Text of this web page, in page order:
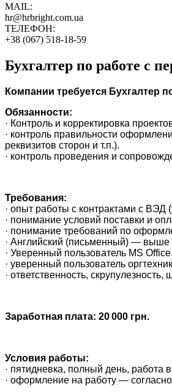
MAIL:
hr@hrbright.com.ua
ТЕЛЕФОН:
+38 (067) 518-18-59
Бухгалтер по работе с
Компании требуется Бухгалтер
Обязанности:
· Контроль и корректировка
· контроль правильности
реквизитов сторон и т.п.).
· контроль проведения и
Требования:
· опыт работы с контрактами с ВЭД
· понимание условий поставки и
· понимание требований по
· Английский (письменный) — выше
· Уверенный пользователь MS Office.
· уверенный пользователь
· ответственность, скрупулезность,
Заработная плата: 20 000 грн.
Условия работы:
· пятидневка, полный день, работа
· оформление на работу —